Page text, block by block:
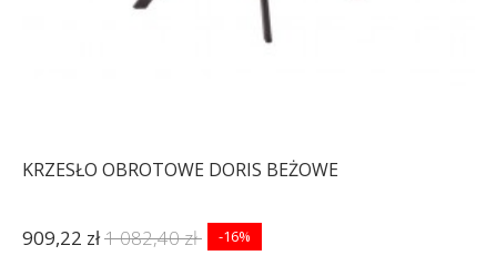
KRZESŁO OBROTOWE DORIS BEŻOWE
909,22 zł1 082,40 zł -16%